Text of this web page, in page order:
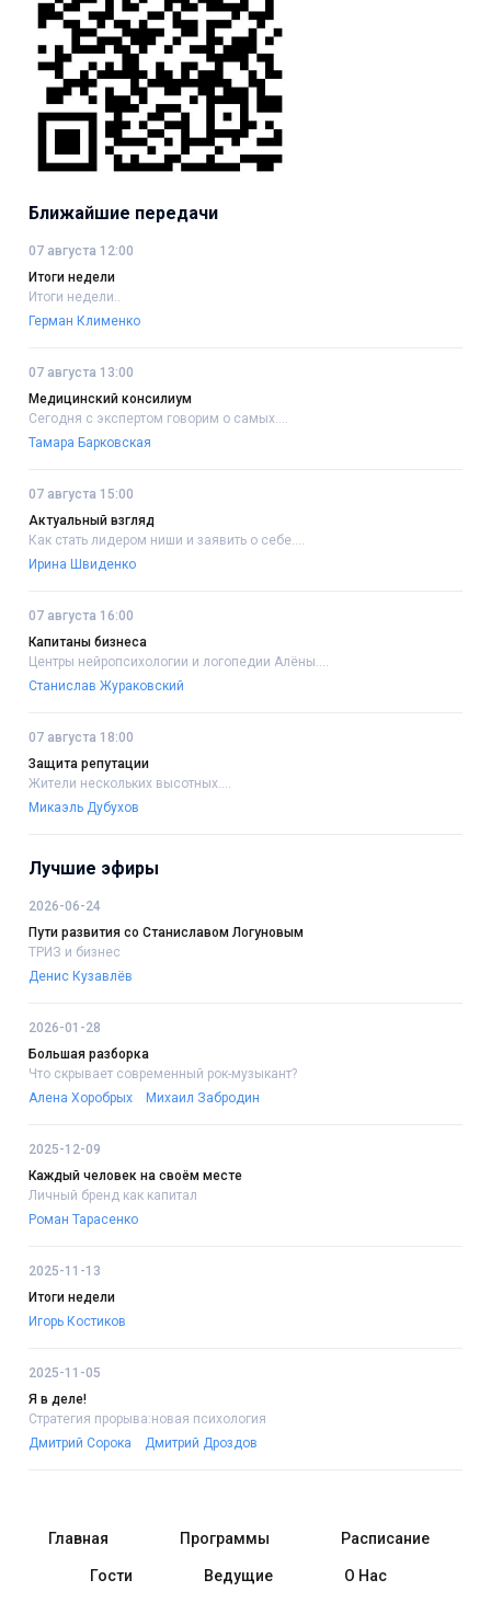
Ближайшие передачи
07 августа 12:00
Итоги недели
Итоги недели..
Герман Клименко
07 августа 13:00
Медицинский консилиум
Сегодня с экспертом говорим о самых....
Тамара Барковская
07 августа 15:00
Актуальный взгляд
Как стать лидером ниши и заявить о себе....
Ирина Швиденко
07 августа 16:00
Капитаны бизнеса
Центры нейропсихологии и логопедии Алёны....
Станислав Жураковский
07 августа 18:00
Защита репутации
Жители нескольких высотных....
Микаэль Дубухов
Лучшие эфиры
2026-06-24
Пути развития со Станиславом Логуновым
ТРИЗ и бизнес
Денис Кузавлёв
2026-01-28
Большая разборка
Что скрывает современный рок-музыкант?
Алена Хоробрых
Михаил Забродин
2025-12-09
Каждый человек на своём месте
Личный бренд как капитал
Роман Тарасенко
2025-11-13
Итоги недели
Игорь Костиков
2025-11-05
Я в деле!
Стратегия прорыва:новая психология
Дмитрий Сорока
Дмитрий Дроздов
Главная Программы Расписание
Гости Ведущие О Нас